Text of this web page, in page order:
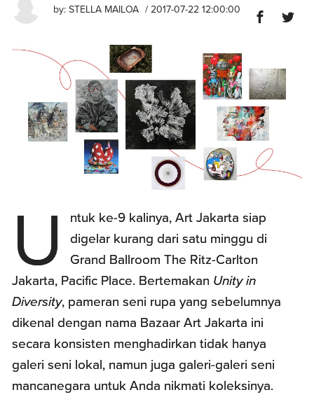
by: STELLA MAILOA / 2017-07-22 12:00:00
U
ntuk ke-9 kalinya, Art Jakarta siap
digelar kurang dari satu minggu di
Grand Ballroom The Ritz-Carlton
Jakarta, Pacific Place. Bertemakan Unity in
Diversity, pameran seni rupa yang sebelumnya
dikenal dengan nama Bazaar Art Jakarta ini
secara konsisten menghadirkan tidak hanya
galeri seni lokal, namun juga galeri-galeri seni
mancanegara untuk Anda nikmati koleksinya.